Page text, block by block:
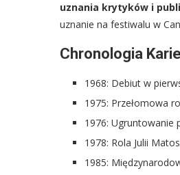
uznania krytyków i
uznanie na festiwalu w
Chronologia
1968: Debiut w
1975: Przełomowa
1976: Ugruntowanie
1978: Rola Julii
1985: